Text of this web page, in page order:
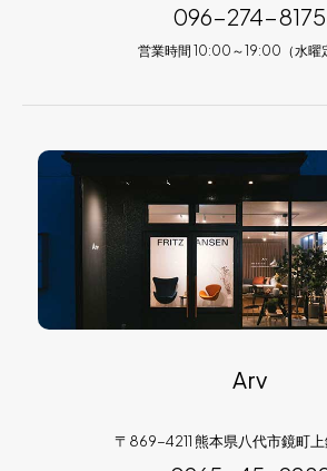
096-274-8175
営業時間 10:00～19:00（水曜
Arv
〒869-4211 熊本県八代市鏡町上